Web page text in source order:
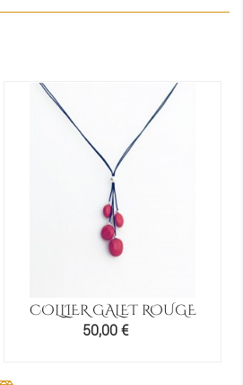
COLLIER GALET ROUGE
Prix
50,00 €